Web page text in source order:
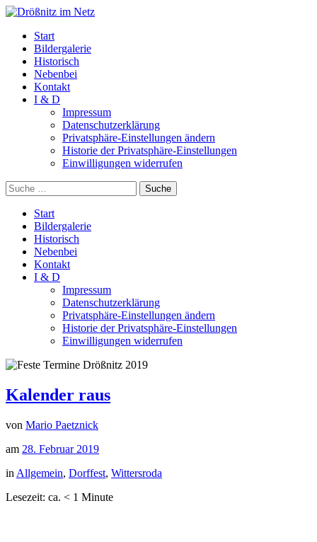
Start
Bildergalerie
Historisch
Nebenbei
Kontakt
I & D
Impressum
Datenschutzerklärung
Privatsphäre-Einstellungen ändern
Historie der Privatsphäre-Einstellungen
Einwilligungen widerrufen
Suche
Start
Bildergalerie
Historisch
Nebenbei
Kontakt
I & D
Impressum
Datenschutzerklärung
Privatsphäre-Einstellungen ändern
Historie der Privatsphäre-Einstellungen
Einwilligungen widerrufen
Kalender raus
von Mario Paetznick
am 28. Februar 2019
in Allgemein, Dorffest, Wittersroda
Lesezeit: ca. < 1 Minute